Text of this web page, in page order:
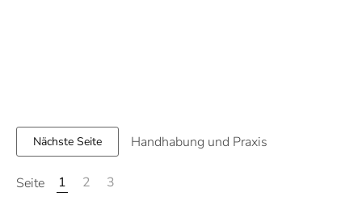
Nächste Seite Handhabung und Praxis
Seite 1 2 3